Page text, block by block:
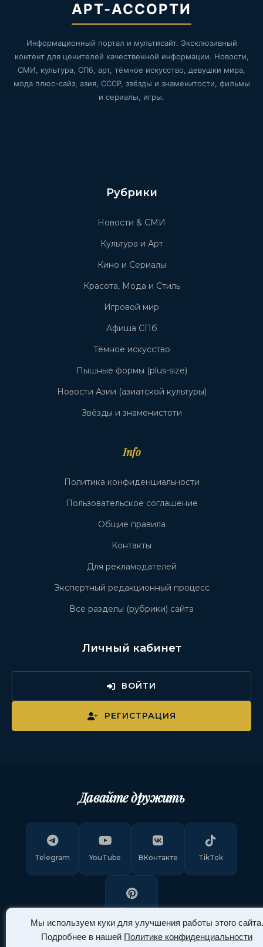
Мы используем куки для улучшения работы этого сайта.
Подробнее в нашей Политике конфиденциальности
АРТ-АССОРТИ
Информационный портал и мультисайт. Эксклюзивный
контент для ценителей качественной информации. Новости,
СМИ, культура, СПб, арт, тёмное искусство, девушки мира,
мода плюс-сайз, азия, СССР, звёзды и знаменитости, фильмы
и сериалы, игры.
Рубрики
Новости & СМИ
Культура и Арт
Кино и Сериалы
Красота, Мода и Стиль
Игровой мир
Афиша СПб
Тёмное искусство
Пышные формы (plus-size)
Новости Азии (азиатской культуры)
Звёзды и знаменистоти
Info
Политика конфиденциальности
Пользовательское соглашение
Общие правила
Контакты
Для рекламодателей
Экспертный редакционный процесс
Все разделы (рубрики) сайта
Личный кабинет
ВОЙТИ
РЕГИСТРАЦИЯ
Давайте дружить
Telegram YouTube ВКонтакте TikTok
Pinterest